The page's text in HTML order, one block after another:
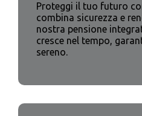
Proteggi il tuo futuro
combina sicurezza e
nostra pensione
cresce nel tempo,
sereno.